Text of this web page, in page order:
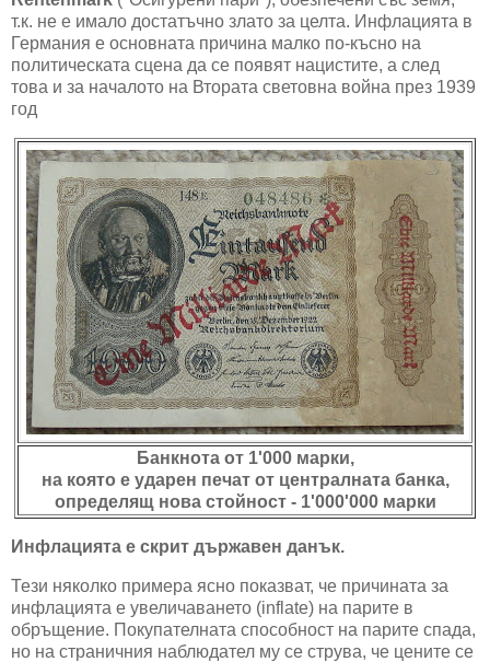
т.к. не е имало достатъчно злато за целта. Инфлацията в
Германия е основната причина малко по-късно на
политическата сцена да се появят нацистите, а след
това и за началото на Втората световна война през 1939
год
Банкнота от 1'000 марки,
на която е ударен печат от централната банка,
определящ нова стойност - 1'000'000 марки
Инфлацията е скрит държавен данък.
Тези няколко примера ясно показват, че причината за
инфлацията е увеличаването (inflate) на парите в
обръщение. Покупателната способност на парите спада,
но на страничния наблюдател му се струва, че цените се